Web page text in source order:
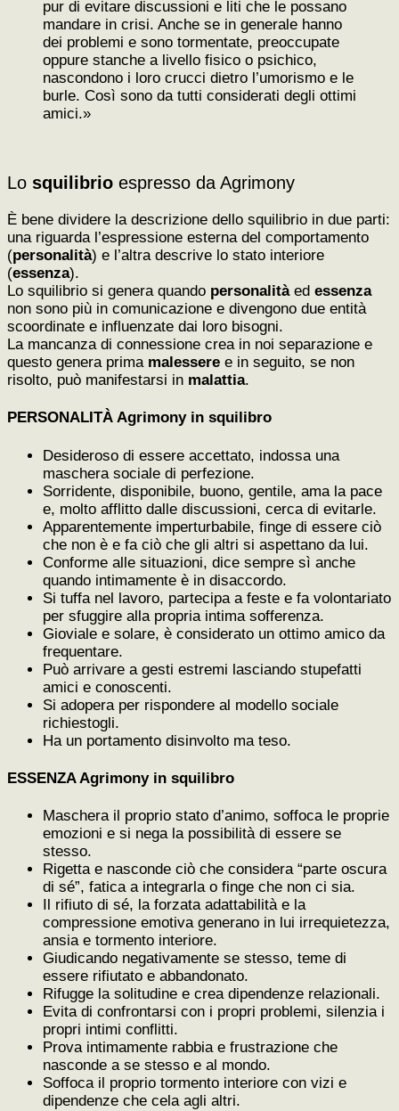
pur di evitare discussioni e liti che le possano
mandare in crisi. Anche se in generale hanno
dei problemi e sono tormentate, preoccupate
oppure stanche a livello fisico o psichico,
nascondono i loro crucci dietro l’umorismo e le
burle. Così sono da tutti considerati degli ottimi
amici.»
Lo squilibrio espresso da Agrimony
È bene dividere la descrizione dello squilibrio in due parti:
una riguarda l’espressione esterna del comportamento
(personalità) e l’altra descrive lo stato interiore
(essenza).
Lo squilibrio si genera quando personalitàed essenza
non sono più in comunicazione e divengono due entità
scoordinate e influenzate dai loro bisogni.
La mancanza di connessione crea in noi separazione e
questo genera prima malessere e in seguito, se non
risolto, può manifestarsi in malattia.
PERSONALITÀ Agrimony in squilibro
Desideroso di essere accettato, indossa una
maschera sociale di perfezione.
Sorridente, disponibile, buono, gentile, ama la pace
e, molto afflitto dalle discussioni, cerca di evitarle.
Apparentemente imperturbabile, finge di essere ciò
che non è e fa ciò che gli altri si aspettano da lui.
Conforme alle situazioni, dice sempre sì anche
quando intimamente è in disaccordo.
Si tuffa nel lavoro, partecipa a feste e fa volontariato
per sfuggire alla propria intima sofferenza.
Gioviale e solare, è considerato un ottimo amico da
frequentare.
Può arrivare a gesti estremi lasciando stupefatti
amici e conoscenti.
Si adopera per rispondere al modello sociale
richiestogli.
Ha un portamento disinvolto ma teso.
ESSENZA Agrimony in squilibro
Maschera il proprio stato d’animo, soffoca le proprie
emozioni e si nega la possibilità di essere se
stesso.
Rigetta e nasconde ciò che considera “parte oscura
di sé”, fatica a integrarla o finge che non ci sia.
Il rifiuto di sé, la forzata adattabilità e la
compressione emotiva generano in lui irrequietezza,
ansia e tormento interiore.
Giudicando negativamente se stesso, teme di
essere rifiutato e abbandonato.
Rifugge la solitudine e crea dipendenze relazionali.
Evita di confrontarsi con i propri problemi, silenzia i
propri intimi conflitti.
Prova intimamente rabbia e frustrazione che
nasconde a se stesso e al mondo.
Soffoca il proprio tormento interiore con vizi e
dipendenze che cela agli altri.